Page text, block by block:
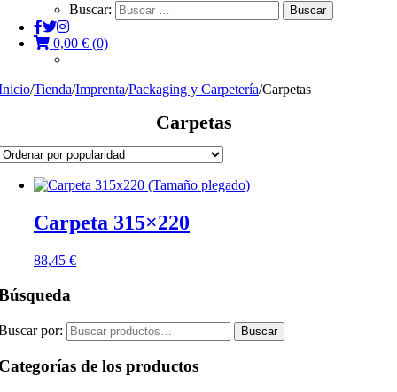
Buscar:
0,00 € (0)
/Tienda/Imprenta/Packaging y Carpetería/Carpetas
Carpetas
Carpeta 315×220
88,45 €
por: Buscar
de los productos